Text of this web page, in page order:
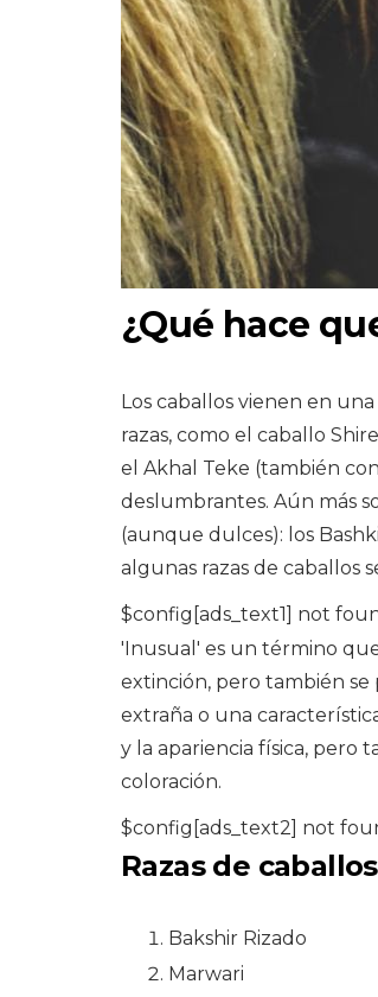
¿Qué hace
Los caballos vienen en
razas, como el caballo
el Akhal Teke (también
deslumbrantes. Aún más
(aunque dulces): los
algunas razas de caballos
$config[ads_text1] not
'Inusual' es un término
extinción, pero también
extraña o una
y la apariencia física, pero
coloración.
$config[ads_text2] not
Razas de
Bakshir Rizado
Marwari